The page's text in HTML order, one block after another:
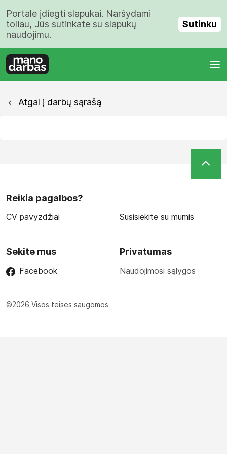
Portale įdiegti slapukai. Naršydami
toliau, Jūs sutinkate su slapukų
naudojimu.
Sutinku
Atgal į darbų sąrašą
Reikia pagalbos?
CV pavyzdžiai Susisiekite su mumis
Sekite mus
Facebook
Privatumas
Naudojimosi sąlygos
©2026 Visos teisės saugomos